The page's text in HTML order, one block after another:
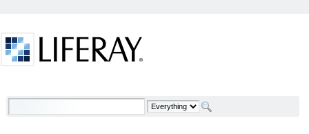
Viem am ho o nu gioi nen kham phu khoa o ha noi -